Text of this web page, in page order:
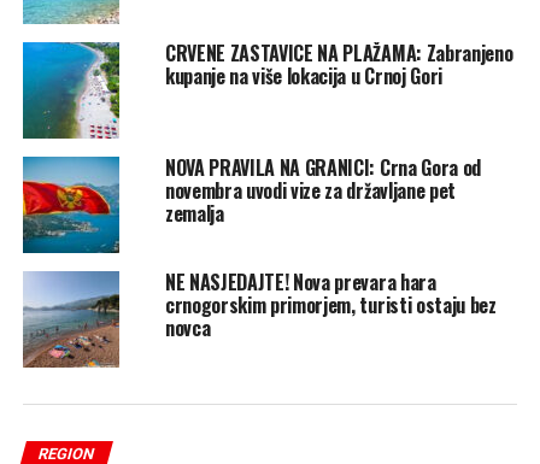
CRVENE ZASTAVICE NA PLAŽAMA: Zabranjeno
kupanje na više lokacija u Crnoj Gori
NOVA PRAVILA NA GRANICI: Crna Gora od
novembra uvodi vize za državljane pet
zemalja
NE NASJEDAJTE! Nova prevara hara
crnogorskim primorjem, turisti ostaju bez
novca
REGION